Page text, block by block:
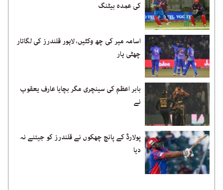
کی عمدہ بیٹنگ
اسامہ میر کی چھ وکٹیں، لاہور قلندرز کی لگاتار
چھٹی ہار
بابر اعظم کی سینچری مگر بچایا عارف یعقوب
نے
پولارڈ کے پانچ چھکوں نے قلندرز کو جیتنے نہ
دیا